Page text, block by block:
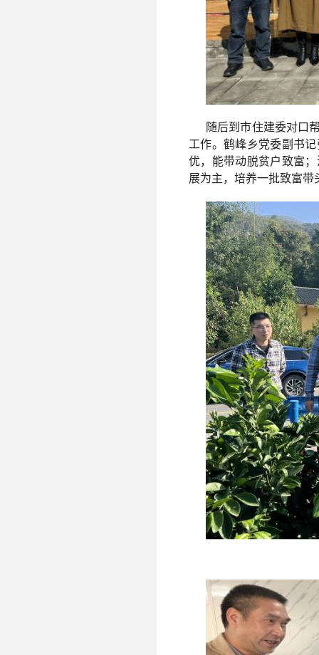
随后到市住建委对口
工作。鹤峰乡党委副书
优，能带动脱贫户致富
展为主，培养一批致富